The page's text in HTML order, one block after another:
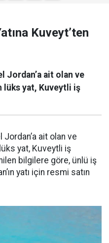
Kuveyt’ten
Jordan’a ait olan ve
lüks yat, Kuveytli iş
ait olan ve
yat, Kuveytli iş
bilgilere göre, ünlü iş
yatı için resmi satın